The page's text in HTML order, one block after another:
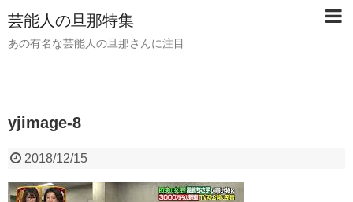
芸能人の旦那特集
あの有名な芸能人の旦那さんに注目
yjimage-8
2018/12/15